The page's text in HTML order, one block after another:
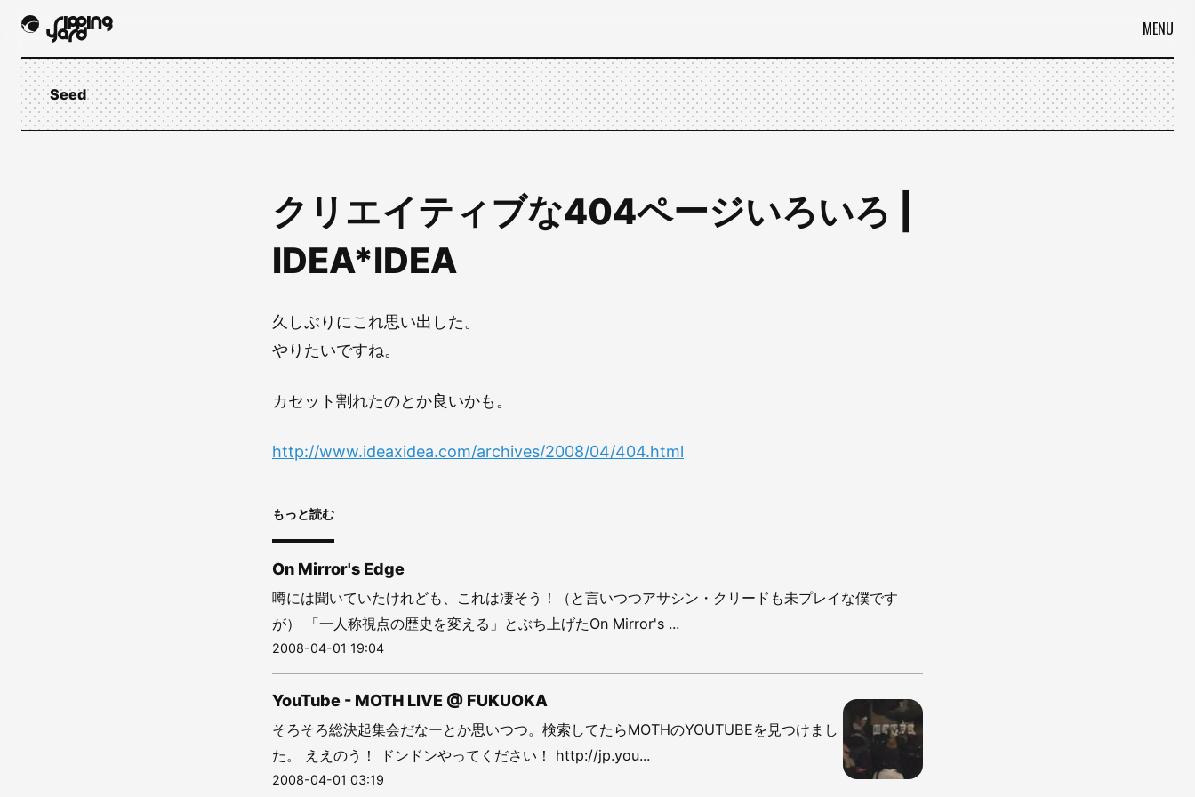
MENU
Seed
クリエイティブな404ページいろいろ |
IDEA*IDEA
久しぶりにこれ思い出した。
やりたいですね。
カセット割れたのとか良いかも。
http://www.ideaxidea.com/archives/2008/04/404.html
もっと読む
On Mirror's Edge
噂には聞いていたけれども、これは凄そう！（と言いつつアサシン・クリードも未プレイな僕です
が） 「一人称視点の歴史を変える」とぶち上げたOn Mirror's ...
2008-04-01 19:04
YouTube - MOTH LIVE @ FUKUOKA
そろそろ総決起集会だなーとか思いつつ。検索してたらMOTHのYOUTUBEを見つけまし
た。 ええのう！ ドンドンやってください！ http://jp.you...
2008-04-01 03:19